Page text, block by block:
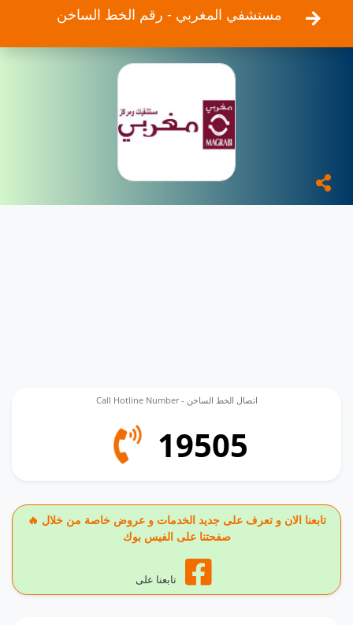
مستشفي المغربي - رقم الخط الساخن
Call Hotline Number - اتصال الخط الساخن
19505
🔥 تابعنا الان و تعرف على جديد الخدمات و عروض خاصة من خلال
صفحتنا على الفيس بوك
تابعنا على